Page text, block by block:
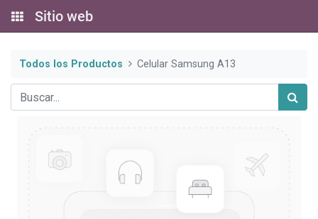
Sitio web
Todos los Productos Celular Samsung A13